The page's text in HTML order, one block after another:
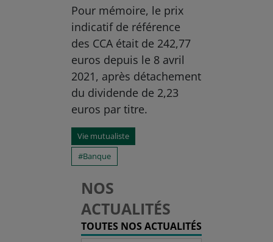
Pour mémoire, le prix
indicatif de référence
des CCA était de 242,77
euros depuis le 8 avril
2021, après détachement
du dividende de 2,23
euros par titre.
Vie mutualiste
Banque
NOS
ACTUALITÉS
TOUTES NOS ACTUALITÉS